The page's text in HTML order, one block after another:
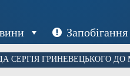
СЕРГІЯ ГРИНЕВЕЦЬКОГО